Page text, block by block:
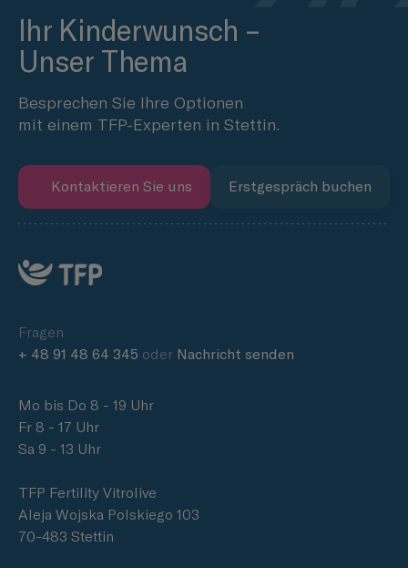
Ihr Kinderwunsch –
Unser Thema
Besprechen Sie Ihre Optionen
mit einem TFP-Experten in Stettin.
Kontaktieren Sie uns Erstgespräch buchen
Fragen
+ 48 91 48 64 345 oder Nachricht senden
Mo bis Do 8 - 19 Uhr
Fr 8 - 17 Uhr
Sa 9 - 13 Uhr
TFP Fertility Vitrolive
Aleja Wojska Polskiego 103
70-483 Stettin